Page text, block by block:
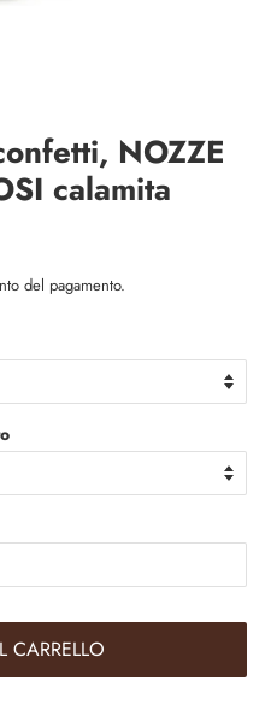
NOZZE
calamita
del pagamento.
CARRELLO